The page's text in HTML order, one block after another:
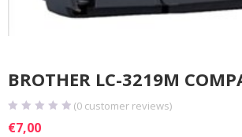
BROTHER LC-3219M
(0 customer reviews)
€7,00